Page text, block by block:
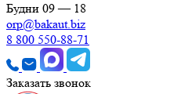
Будни 09 — 18
orp@bakaut.biz
8 800 550-88-71
Заказать звонок